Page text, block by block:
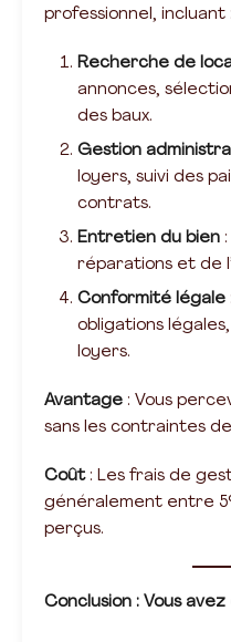
professionnel, incluant :
Recherche de
annonces,
des baux.
Gestion
loyers, suivi des
contrats.
Entretien du bien
réparations et de
Conformité légale
obligations
loyers.
Avantage : Vous
sans les contraintes
Coût: Les frais de
généralement entre
perçus.
Conclusion : Vous